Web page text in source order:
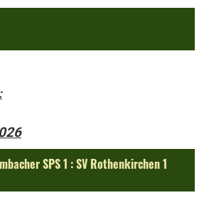
SPS 1 : SV Rothenkirchen 1